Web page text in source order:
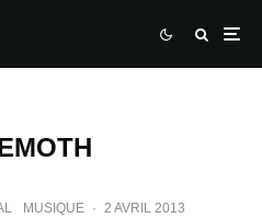
MUSIQUE · 2 AVRIL 2013